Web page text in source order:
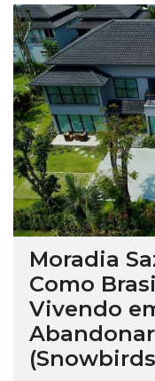
Moradia
Como
Vivendo